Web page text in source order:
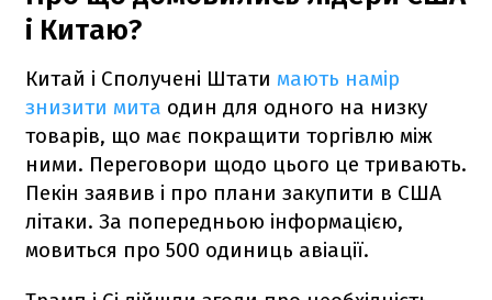
і Китаю?
Китай і Сполучені Штати мають намір
знизити мита один для одного на низку
товарів, що має покращити торгівлю між
ними. Переговори щодо цього це тривають.
Пекін заявив і про плани закупити в США
літаки. За попередньою інформацією,
мовиться про 500 одиниць авіації.